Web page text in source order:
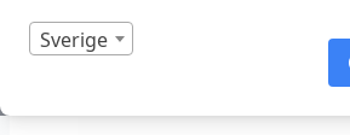
Sverige
Slut i lager